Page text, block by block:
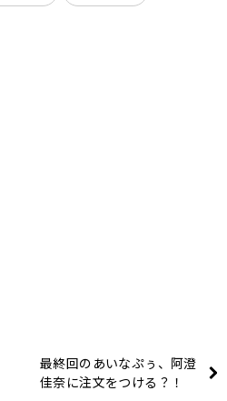
最終回のあいなぷぅ、阿澄
佳奈に注文をつける？！